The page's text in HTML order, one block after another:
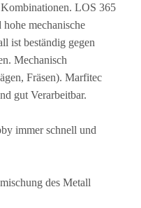
LOS 365
hohe mechanische
ist beständig gegen
Mechanisch
Fräsen). Marfitec
gut Verarbeitbar.
immer schnell und
des Metall